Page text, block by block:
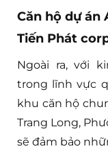
Căn hộ dự án
Tiến Phát
Ngoài ra, với
trong lĩnh vực
khu căn hộ
Trang Long,
sẽ đảm bảo